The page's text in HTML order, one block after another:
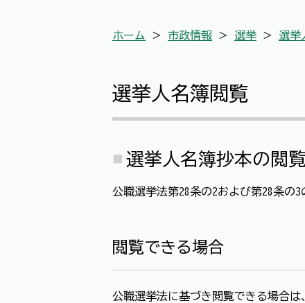
ホーム ＞ 市政情報 ＞ 選挙 ＞ 選挙
選挙人名簿閲覧
選挙人名簿抄本の閲
公職選挙法第28条の2および第28条の
閲覧できる場合
公職選挙法に基づき閲覧できる場合は